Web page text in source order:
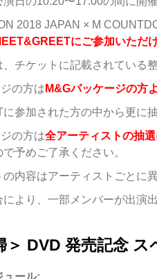
2018 JAPAN × M
にご参加いただけ
、チケットに記載されている
の方は M&Gパッケージの方
に参加された方の中から更
の方は全アーティストの抽
で予めご了承ください。
の内容はアーティストごとに
により、一部メンバーが出演
＞ DVD 発売記念
ュール: